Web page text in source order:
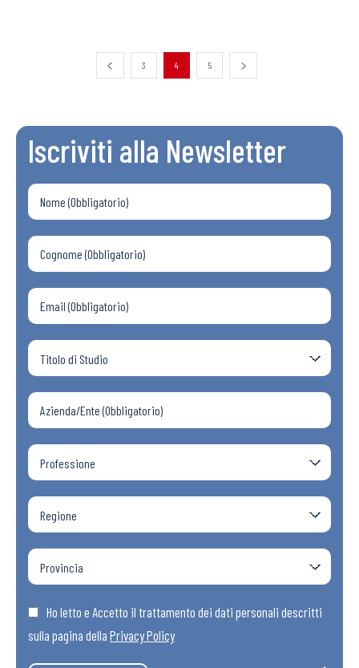
3 4 5
Iscriviti alla Newsletter
Ho letto e Accetto il trattamento dei dati personali descritti
sulla pagina della Privacy Policy